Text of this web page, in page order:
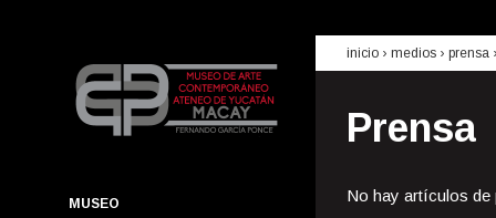
MUSEO
inicio › medios › prensa
Prensa
No hay artículos de